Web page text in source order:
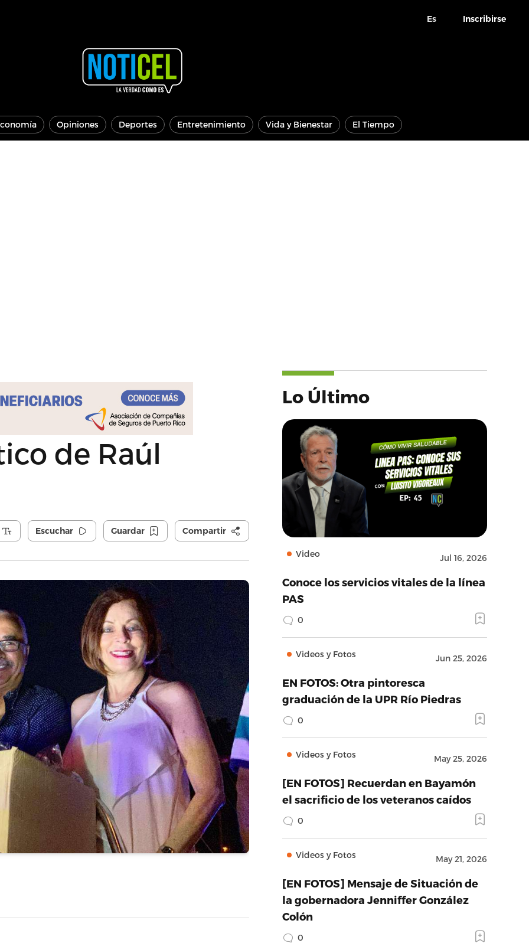
Es Inscribirse
Opiniones Deportes Entretenimiento Vida y Bienestar El Tiempo
de Raúl
Escuchar Guardar Compartir
Lo Último
Video Jul 16, 2026
Conoce los servicios vitales de la línea
PAS
0
Videos y Fotos Jun 25, 2026
EN FOTOS: Otra pintoresca
graduación de la UPR Río Piedras
0
Videos y Fotos May 25, 2026
[EN FOTOS] Recuerdan en Bayamón
el sacrificio de los veteranos caídos
0
Videos y Fotos May 21, 2026
[EN FOTOS] Mensaje de Situación de
la gobernadora Jenniffer González
Colón
0